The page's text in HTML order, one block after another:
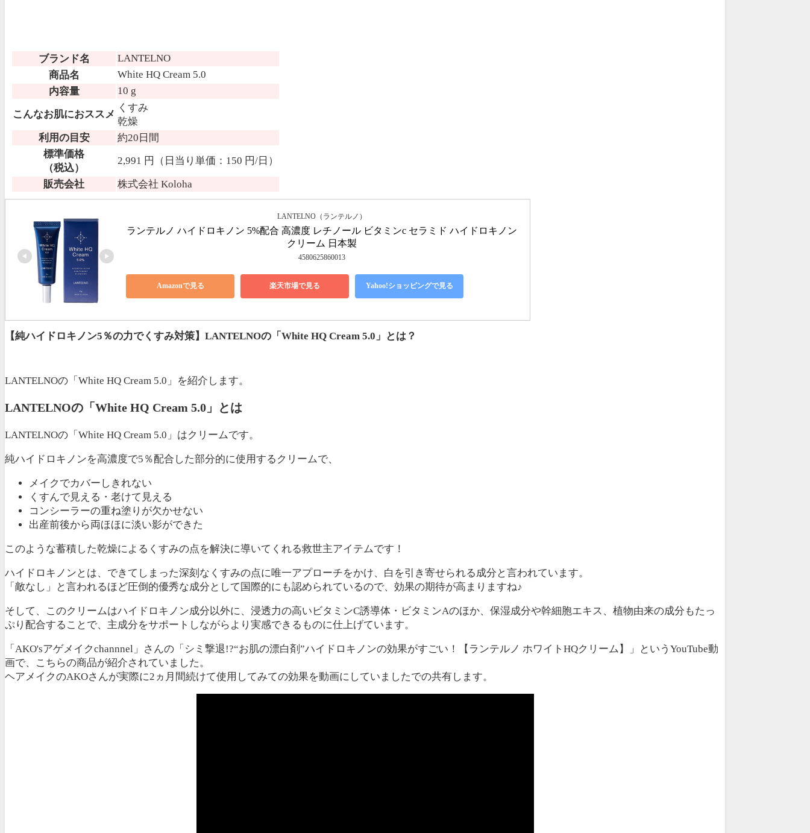
ブランド名
LANTELNO
商品名
White HQ Cream 5.0
内容量
10 g
こんなお肌におススメ
くすみ
乾燥
利用の目安
約20日間
標準価格
（税込）
2,991 円（日当り単価：150 円/日）
販売会社 株式会社 Koloha
LANTELNO（ランテルノ）
ランテルノ ハイドロキノン 5%配合 高濃度 レチノール ビタミンc セラミド ハイドロキノン
クリーム 日本製
4580625860013
Amazonで見る 楽天市場で見る Yahoo!ショッピングで見る
【純ハイドロキノン5％の力でくすみ対策】LANTELNOの「White HQ Cream 5.0」とは？
LANTELNOの「White HQ Cream 5.0」を紹介します。
LANTELNOの「White HQ Cream 5.0」とは
LANTELNOの「White HQ Cream 5.0」はクリームです。
純ハイドロキノンを高濃度で5％配合した部分的に使用するクリームで、
メイクでカバーしきれない
くすんで見える・老けて見える
コンシーラーの重ね塗りが欠かせない
出産前後から両ほほに淡い影ができた
このような蓄積した乾燥によるくすみの点を解決に導いてくれる救世主アイテムです！
ハイドロキノンとは、 できてしまった深刻なくすみの点に唯一アプローチをかけ、白を引き寄せられる成分 と言われています。
「敵なし」と言われるほど圧倒的優秀な成分として国際的にも認められているので、効果の期待が高まりますね♪
そして、このクリームはハイドロキノン成分以外に、浸透力の高いビタミンC誘導体・ビタミンAのほか、保湿成分や幹細胞エキス、植物由来の成分もたっ
ぷり配合することで、 主成分をサポートしながらより実感できるものに仕上げています。
「AKO'sアゲメイクchannnel」さんの「シミ撃退!?“お肌の漂白剤”ハイドロキノンの効果がすごい！【ランテルノ ホワイトHQクリーム】」というYouTube動
画で、こちらの商品が紹介されていました。
ヘアメイクのAKOさんが実際に2ヵ月間続けて使用してみての効果を動画にしていましたでの共有します。